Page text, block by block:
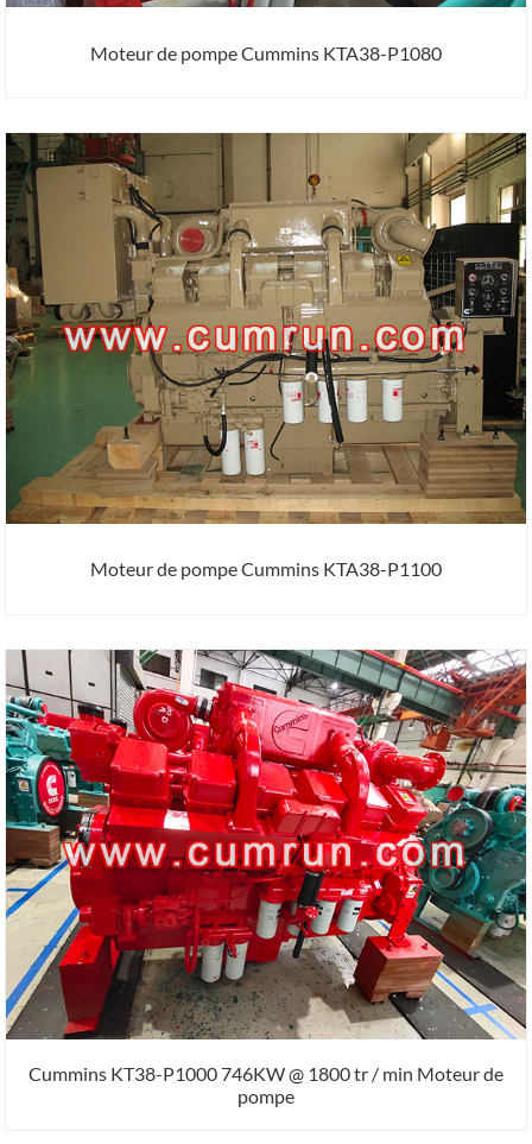
Moteur de pompe Cummins KTA38-P1080
Moteur de pompe Cummins KTA38-P1100
Cummins KT38-P1000 746KW @ 1800 tr / min Moteur de
pompe